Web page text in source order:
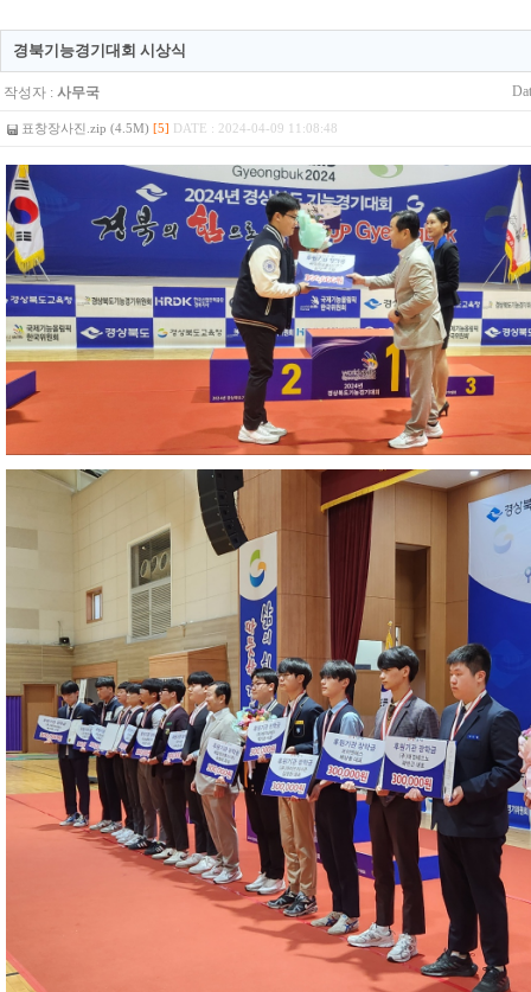
경북기능경기대회 시상식
작성자 : 사무국
표창장사진.zip (4.5M) [5] DATE : 2024-04-09 11:08:48